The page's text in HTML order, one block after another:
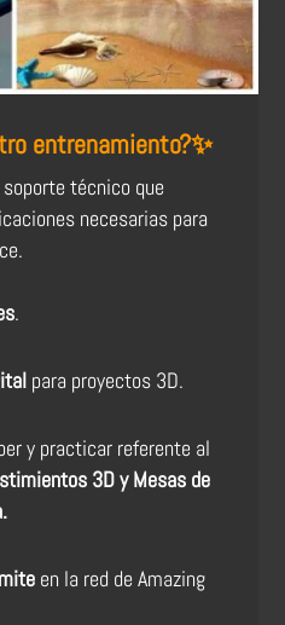
entrenamiento?✨
técnico que
necesarias para
.
para proyectos 3D.
y practicar referente al
3D y Mesas de
en la red de Amazing